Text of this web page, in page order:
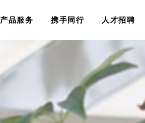
产品服务 携手同行 人才招聘